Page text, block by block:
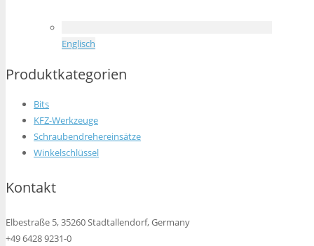
Englisch
Produktkategorien
Bits
KFZ-Werkzeuge
Schraubendrehereinsätze
Winkelschlüssel
Kontakt
Elbestraße 5, 35260 Stadtallendorf, Germany
+49 6428 9231-0